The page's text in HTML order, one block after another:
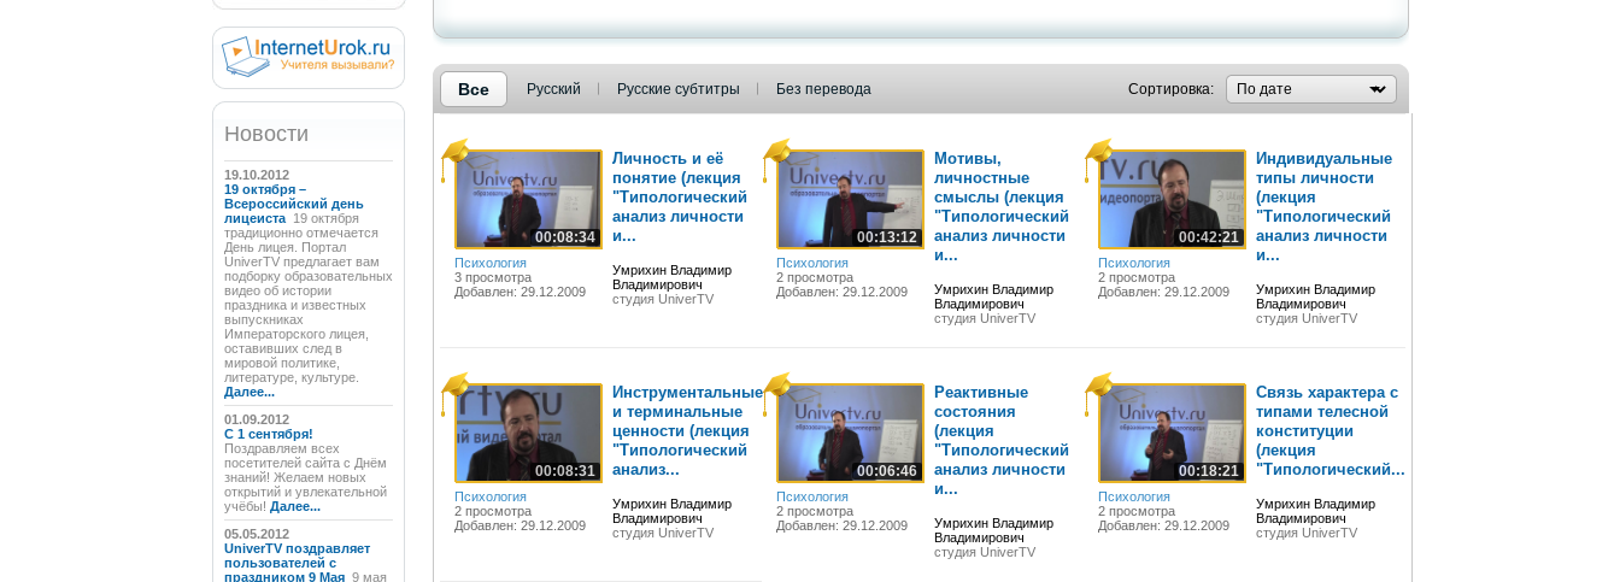
Новости
19.10.2012
19 октября –
Всероссийский день
лицеиста 19 октября
традиционно отмечается
День лицея. Портал
UniverTV предлагает вам
подборку образовательных
видео об истории
праздника и известных
выпускниках
Императорского лицея,
оставивших след в
мировой политике,
литературе, культуре.
Далее...
01.09.2012
C 1 сентября!
Поздравляем всех
посетителей сайта с Днём
знаний! Желаем новых
открытий и увлекательной
учёбы! Далее...
05.05.2012
UniverTV поздравляет
пользователей с
праздником 9 Мая 9 мая
Все Русский Русские субтитры Без перевода Сортировка:
00:08:34
Психология
3 просмотра
Добавлен: 29.12.2009
Личность и её
понятие (лекция
"Типологический
анализ личности
и...
Умрихин Владимир
Владимирович
студия UniverTV
00:13:12
Психология
2 просмотра
Добавлен: 29.12.2009
Мотивы,
личностные
смыслы (лекция
"Типологический
анализ личности
и...
Умрихин Владимир
Владимирович
студия UniverTV
00:42:21
Психология
2 просмотра
Добавлен: 29.12.2009
Индивидуальные
типы личности
(лекция
"Типологический
анализ личности
и...
Умрихин Владимир
Владимирович
студия UniverTV
00:08:31
Психология
2 просмотра
Добавлен: 29.12.2009
Инструментальные
и терминальные
ценности (лекция
"Типологический
анализ...
Умрихин Владимир
Владимирович
студия UniverTV
00:06:46
Психология
2 просмотра
Добавлен: 29.12.2009
Реактивные
состояния
(лекция
"Типологический
анализ личности
и...
Умрихин Владимир
Владимирович
студия UniverTV
00:18:21
Психология
2 просмотра
Добавлен: 29.12.2009
Связь характера с
типами телесной
конституции
(лекция
"Типологический...
Умрихин Владимир
Владимирович
студия UniverTV